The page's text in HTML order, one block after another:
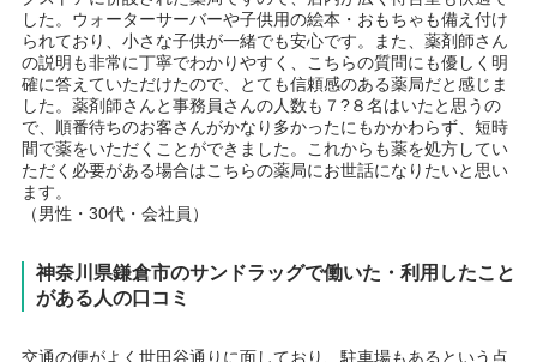
した。ウォーターサーバーや子供用の絵本・おもちゃも備え付け
られており、小さな子供が一緒でも安心です。また、薬剤師さん
の説明も非常に丁寧でわかりやすく、こちらの質問にも優しく明
確に答えていただけたので、とても信頼感のある薬局だと感じま
した。薬剤師さんと事務員さんの人数も７?８名はいたと思うの
で、順番待ちのお客さんがかなり多かったにもかかわらず、短時
間で薬をいただくことができました。これからも薬を処方してい
ただく必要がある場合はこちらの薬局にお世話になりたいと思い
ます。
（男性・30代・会社員）
神奈川県鎌倉市のサンドラッグで働いた・利用したこと
がある人の口コミ
交通の便がよく世田谷通りに面しており、駐車場もあるという点